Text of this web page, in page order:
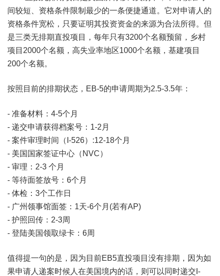
间较短、资格条件限制最少的一条便捷通道。它对申请人的
资格条件宽松，只要证明其投资资金的来源为合法所得。但
是三类无排期直投项目，每年只有3200个名额预留，乡村
项目2000个名额，高失业率地区1000个名额，基建项目
200个名额。
按照目前的排期状态，EB-5的申请周期为2.5-3.5年：
- 准备材料：4-5个月
- 递交申请获得档案号：1-2月
- 案件审理时间（I-526）:12-18个月
- 美国国家签证中心（NVC）
- 审理：2-3 个月
- 等待面签放号：6个月
- 体检：3个工作日
- 广州领事馆面签：1天-6个月(若有AP)
- 护照回传：2-3周
- 登陆美国领取绿卡：6周
值得提一句的是，因为目前EB5直投项目没有排期，因为如
果申请人递案时候人在美国境内的话，则可以同时递交I-